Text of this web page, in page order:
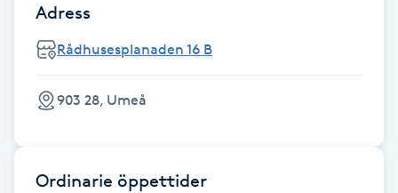
Hot yoga
Adress
Rådhusesplanaden 16 B
903 28, Umeå
Ordinarie öppettider